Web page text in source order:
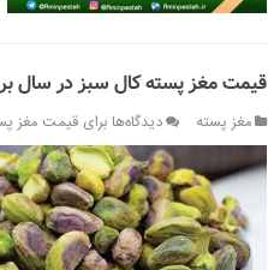
قیمت مغز پسته کال سبز در سال
مغز پسته دیدگاه‌هابرای قیمت مغز